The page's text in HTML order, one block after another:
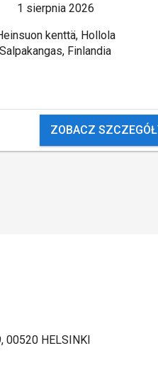
1 sierpnia 2026
kenttä, Hollola
Salpakangas, Finlandia
ZOBACZ
00520 HELSINKI